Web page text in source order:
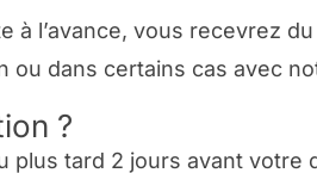
à l’avance, vous recevrez
ou dans certains cas avec
?
tard 2 jours avant